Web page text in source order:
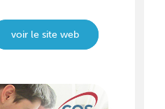
voir le site web